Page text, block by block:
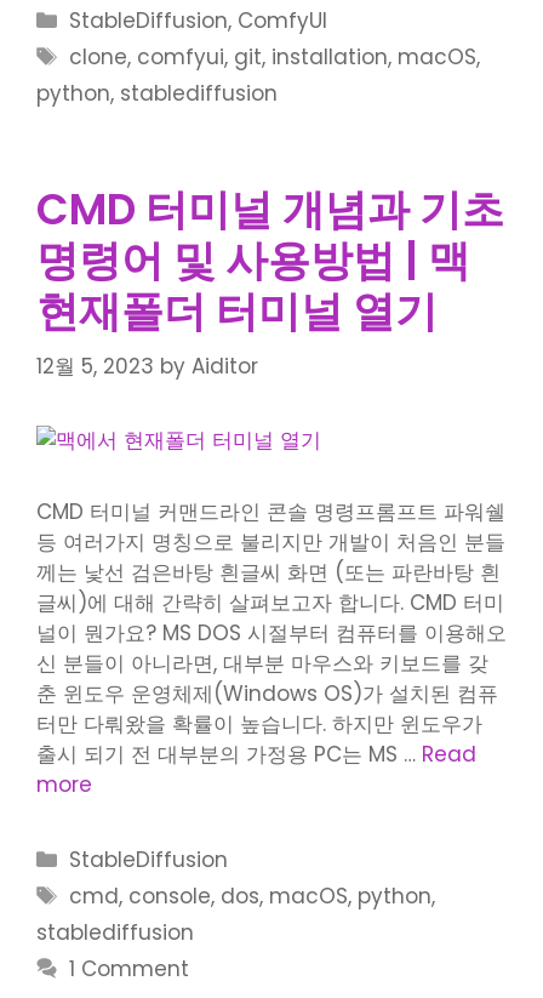
Categories
StableDiffusion, ComfyUI
Tags
clone, comfyui, git, installation, macOS,
python, stablediffusion
CMD 터미널 개념과 기초
명령어 및 사용방법 | 맥
현재폴더 터미널 열기
12월 5, 2023 by Aiditor
CMD 터미널 커맨드라인 콘솔 명령프롬프트 파워쉘
등 여러가지 명칭으로 불리지만 개발이 처음인 분들
께는 낯선 검은바탕 흰글씨 화면 (또는 파란바탕 흰
글씨)에 대해 간략히 살펴보고자 합니다. CMD 터미
널이 뭔가요? MS DOS 시절부터 컴퓨터를 이용해오
신 분들이 아니라면, 대부분 마우스와 키보드를 갖
춘 윈도우 운영체제(Windows OS)가 설치된 컴퓨
터만 다뤄왔을 확률이 높습니다. 하지만 윈도우가
출시 되기 전 대부분의 가정용 PC는 MS … Read
more
Categories
StableDiffusion
Tags
cmd, console, dos, macOS, python,
stablediffusion
1 Comment